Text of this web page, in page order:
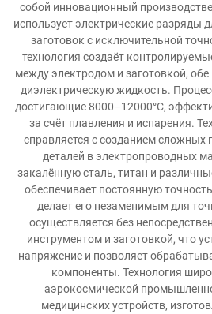
собой инновационный
использует электрические разряды
заготовок с исключительной
технология создаёт
между электродом и заготовкой,
диэлектрическую жидкость.
достигающие 8000–12000°C,
за счёт плавления и испарения.
справляется с созданием сложных
деталей в электропроводных
закалённую сталь, титан и
обеспечивает постоянную
делает его незаменимым для
осуществляется без
инструментом и заготовкой, что
напряжение и позволяет
компоненты. Технология
аэрокосмической
медицинских устройств,